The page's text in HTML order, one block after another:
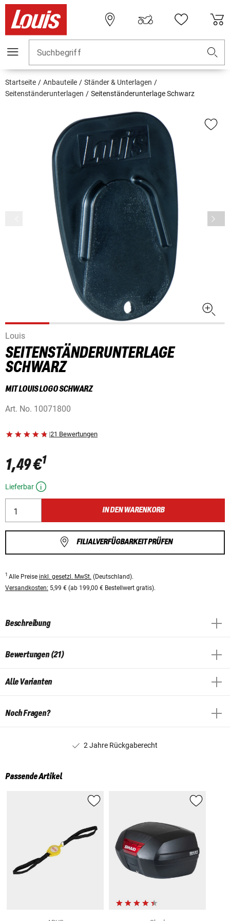
Suchbegriff
Startseite Anbauteile
Ständer & Unterlagen
Seitenständerunterlagen
Seitenständerunterlage Schwarz
Louis
SEITENSTÄNDERUNTERLAGE
SCHWARZ
MIT LOUIS LOGO SCHWARZ
Art. No. 10071800
|21 Bewertungen
1,49 €1
Lieferbar
IN DEN WARENKORB
FILIALVERFÜGBARKEIT PRÜFEN
1 Alle Preise inkl. gesetzl. MwSt. (Deutschland).
Versandkosten: 5,99 € (ab 199,00 € Bestellwert gratis).
Beschreibung
Bewertungen (21)
Alle Varianten
Noch Fragen?
2 Jahre Rückgaberecht
Passende Artikel